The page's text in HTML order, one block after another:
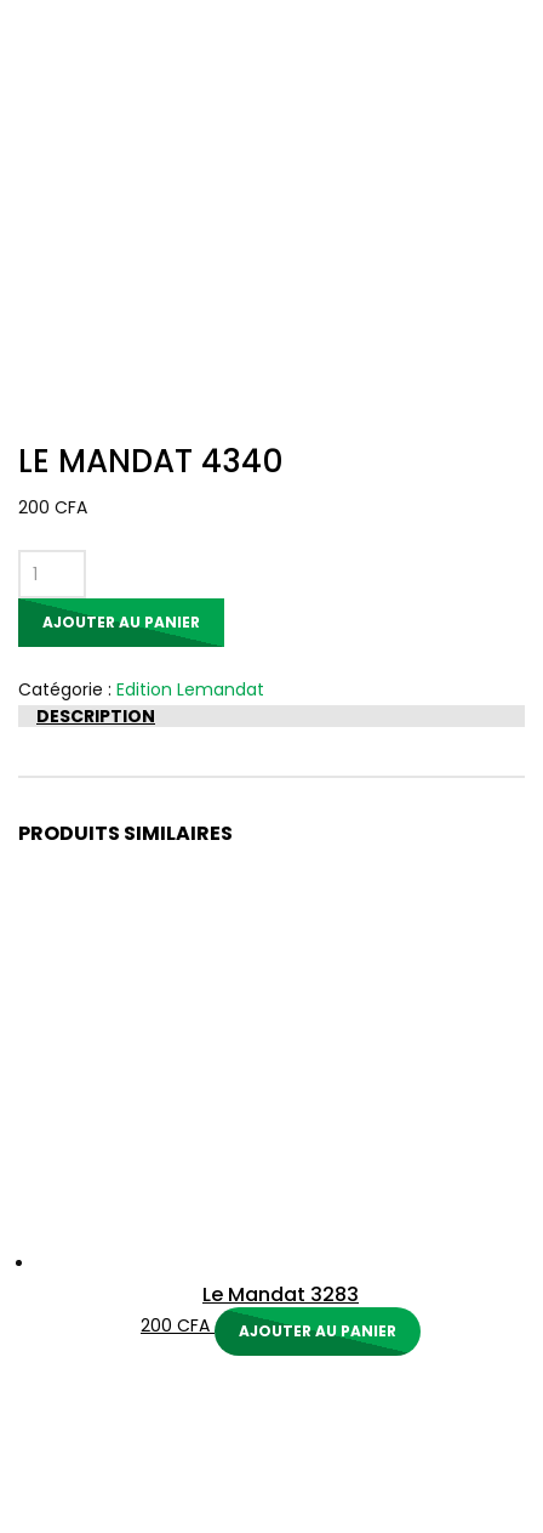
LE MANDAT 4340
200 CFA
quantité
de
4340
AJOUTER AU PANIER
Catégorie : Edition Lemandat
DESCRIPTION
PRODUITS SIMILAIRES
Le Mandat 3283
200 CFA AJOUTER AU PANIER